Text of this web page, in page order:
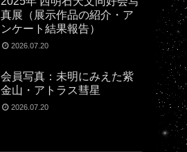
真展（展示作品の紹介・ア
ンケート結果報告）
2026.07.20
会員写真：未明にみえた紫
金山・アトラス彗星
2026.07.20